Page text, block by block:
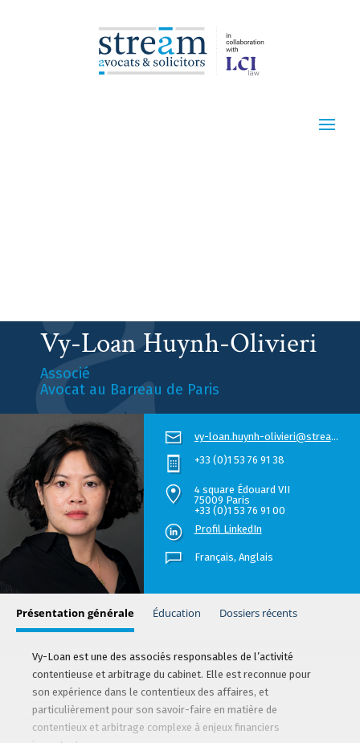
Vy-Loan Huynh-Olivieri
Associé
Avocat au Barreau de Paris
Présentation générale Éducation Dossiers récents
Vy-Loan est une des associés responsables de l’activité
contentieuse et arbitrage du cabinet. Elle est reconnue pour
son expérience dans le contentieux des affaires, et
particulièrement pour son savoir-faire en matière de
contentieux et arbitrage complexe à enjeux financiers
vy-loan.huynh-olivieri@stream.law
+33 (0)1 53 76 91 38
4 square Édouard VII
75009 Paris
+33 (0)1 53 76 91 00
Profil LinkedIn
Français, Anglais